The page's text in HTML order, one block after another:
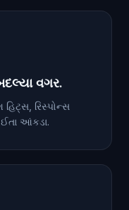
વગર.
રિસ્પોન્સ
આંકડા.